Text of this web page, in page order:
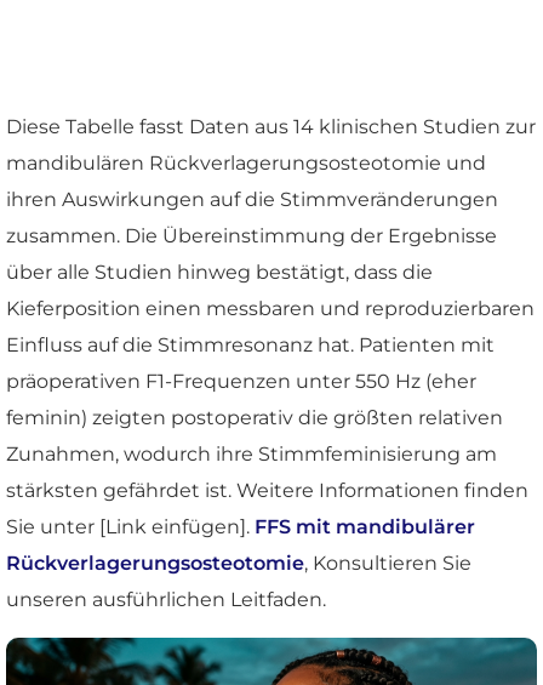
Diese Tabelle fasst Daten aus 14 klinischen Studien zur
mandibulären Rückverlagerungsosteotomie und
ihren Auswirkungen auf die Stimmveränderungen
zusammen. Die Übereinstimmung der Ergebnisse
über alle Studien hinweg bestätigt, dass die
Kieferposition einen messbaren und reproduzierbaren
Einfluss auf die Stimmresonanz hat. Patienten mit
präoperativen F1-Frequenzen unter 550 Hz (eher
feminin) zeigten postoperativ die größten relativen
Zunahmen, wodurch ihre Stimmfeminisierung am
stärksten gefährdet ist. Weitere Informationen finden
Sie unter [Link einfügen]. FFS mit mandibulärer
Rückverlagerungsosteotomie, Konsultieren Sie
unseren ausführlichen Leitfaden.